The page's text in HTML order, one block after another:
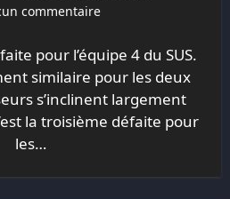
commentaire
pour l’équipe 4 du SUS.
similaire pour les deux
s’inclinent largement
la troisième défaite pour
les…